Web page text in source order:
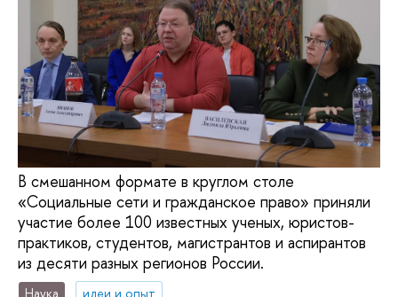
В смешанном формате в круглом столе
«Социальные сети и гражданское право» приняли
участие более 100 известных ученых, юристов-
практиков, студентов, магистрантов и аспирантов
из десяти разных регионов России.
Наука идеи и опыт